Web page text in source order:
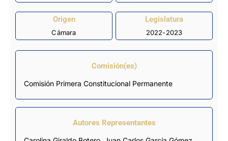
Origen
Cámara
Legislatura
2022-2023
Comisión(es)
Comisión Primera Constitucional Permanente
Autores Representantes